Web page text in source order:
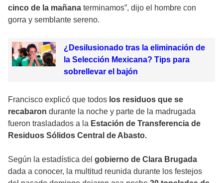
cinco de la mañana terminamos”, dijo el hombre con
gorra y semblante sereno.
¿Desilusionado tras la eliminación de
la Selección Mexicana? Tips para
sobrellevar el bajón
Francisco explicó que todos los residuos que se
recabaron durante la noche y parte de la madrugada
fueron trasladados a la Estación de Transferencia de
Residuos Sólidos Central de Abasto.
Según la estadística del gobierno de Clara Brugada
dada a conocer, la multitud reunida durante los festejos